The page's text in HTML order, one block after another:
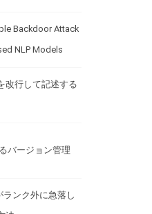
Backdoor Attack
NLP Models
改行して記述する
バージョン管理
ランク外に急落し